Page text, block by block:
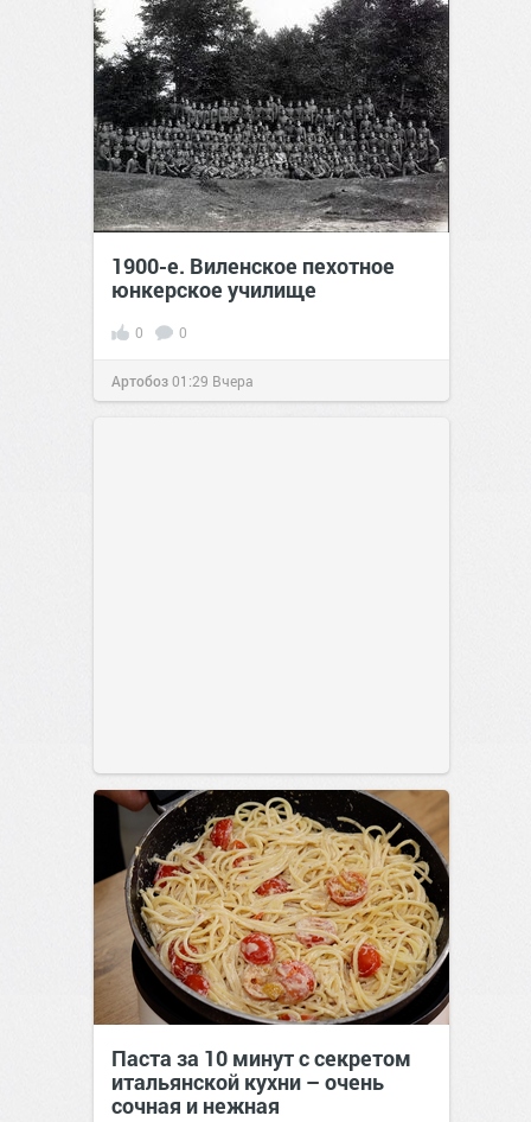
1900-е. Виленское пехотное
юнкерское училище
0 0
Артобоз01:29 Вчера
Паста за 10 минут с секретом
итальянской кухни – очень
сочная и нежная